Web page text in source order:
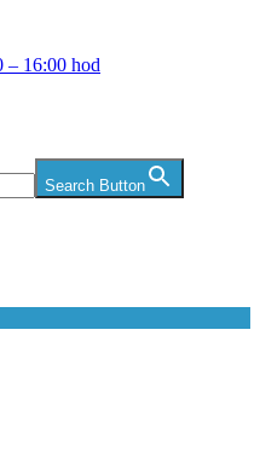
– 16:00 hod
Search Button